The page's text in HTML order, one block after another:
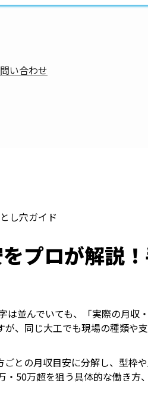
い合わせ
し穴ガイド
プロが解説
並んでいても、「実際の月
、同じ大工でも現場の種類
との月収目安に分解し、型
・50万超を狙う具体的な働き